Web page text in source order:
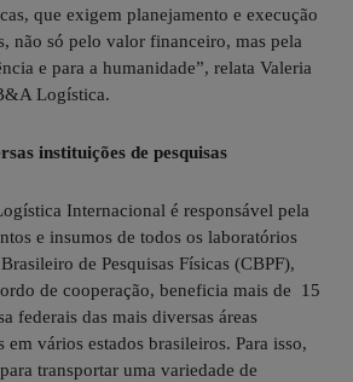
que exigem planejamento e execução
não só pelo valor financeiro, mas pela
e para a humanidade”, relata Valeria
Logística.
instituições de pesquisas
Internacional é responsável pela
e insumos de todos os laboratórios
de Pesquisas Físicas (CBPF),
de cooperação, beneficia mais de 15
federais das mais diversas áreas
em vários estados brasileiros. Para isso,
transportar uma variedade de